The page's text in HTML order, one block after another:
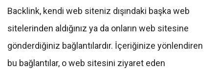
Backlink, kendi web siteniz dışındaki başka web
sitelerinden aldığınız ya da onların web sitesine
gönderdiğiniz bağlantılardır. İçeriğinize yönlendiren
bu bağlantılar, o web sitesini ziyaret eden